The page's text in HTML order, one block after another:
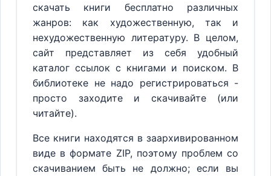
скачать книги бесплатно различных
жанров: как художественную, так и
нехудожественную литературу. В целом,
сайт представляет из себя удобный
каталог ссылок с книгами и поиском. В
библиотеке не надо регистрироваться -
просто заходите и скачивайте (или
читайте).
Все книги находятся в заархивированном
виде в формате ZIP, поэтому проблем со
скачиванием быть не должно; если вы